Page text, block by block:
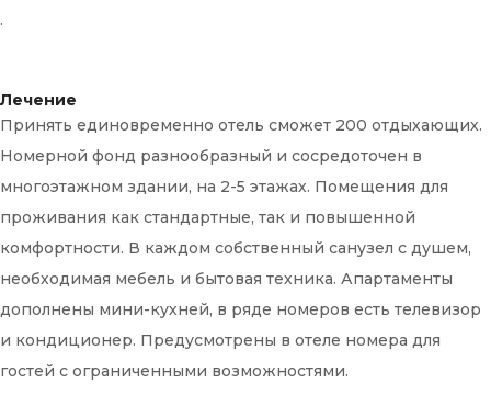
.
Лечение
Принять единовременно отель сможет 200 отдыхающих.
Номерной фонд разнообразный и сосредоточен в
многоэтажном здании, на 2-5 этажах. Помещения для
проживания как стандартные, так и повышенной
комфортности. В каждом собственный санузел с душем,
необходимая мебель и бытовая техника. Апартаменты
дополнены мини-кухней, в ряде номеров есть телевизор
и кондиционер. Предусмотрены в отеле номера для
гостей с ограниченными возможностями.